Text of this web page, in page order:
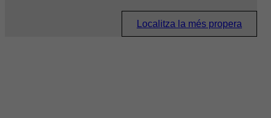
Localitza la més propera